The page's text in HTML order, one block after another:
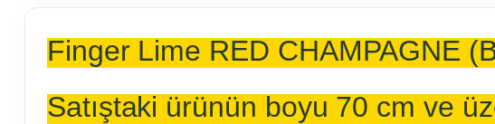
Finger Lime RED CHAMPAGNE
Satıştaki ürünün boyu 70 cm ve